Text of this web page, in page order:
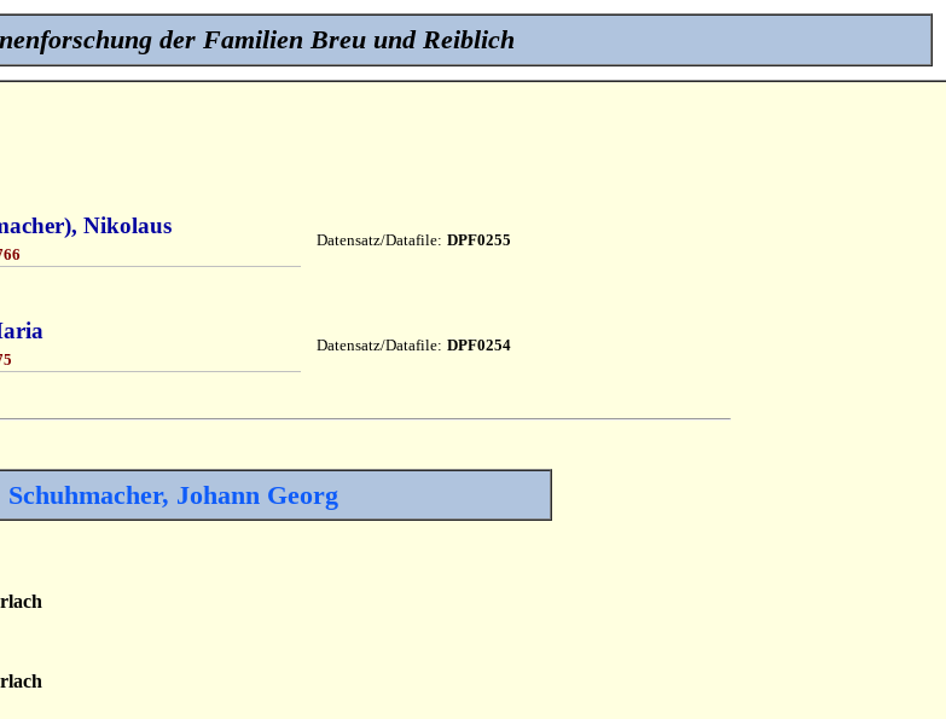
der Familien Breu und Reiblich
Nikolaus
Datensatz/Datafile: DPF0255
Datensatz/Datafile: DPF0254
Schuhmacher, Johann Georg